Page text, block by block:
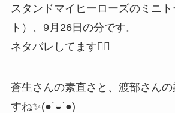
スタンドマイヒーローズのミニ
ト）、9月26日の分です。
ネタバレしてます🙇‍♂️
蒼生さんの素直さと、渡部さんの
すね✨(●´◒`●)